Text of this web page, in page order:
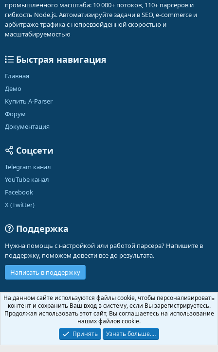
промышленного масштаба: 10 000+ потоков, 110+ парсеров и
гибкость Node.js. Автоматизируйте задачи в SEO, e-commerce и
арбитраже трафика с непревзойденной скоростью и
масштабируемостью
Быстрая навигация
Главная
Демо
Купить A-Parser
Форум
Документация
Соцсети
Telegram канал
YouTube канал
Facebook
X (Twitter)
Поддержка
Нужна помощь с настройкой или работой парсера? Напишите в
поддержку, поможем довести все до результата.
Написать в поддержку
Russian (RU)
Обратная связь
Условия и правила
Политика конфиденциальности
Помощь
Community platform by XenForo ® © 2010-2026 XenForo Ltd.
На данном сайте используются файлы cookie, чтобы персонализировать
контент и сохранить Ваш вход в систему, если Вы зарегистрируетесь.
Продолжая использовать этот сайт, Вы соглашаетесь на использование
наших файлов cookie.
Принять
Узнать больше.…